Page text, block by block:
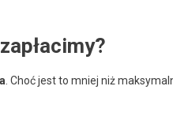
. Choć jest to mniej niż